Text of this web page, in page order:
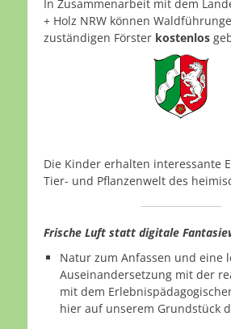
In Zusammenarbeit mit dem
+ Holz NRW können
zuständigen Förster kostenlos
Die Kinder erhalten interessante
Tier- und Pflanzenwelt des
Frische Luft statt digitale
Natur zum Anfassen und eine
Auseinandersetzung mit der
mit dem
hier auf unserem Grundstück